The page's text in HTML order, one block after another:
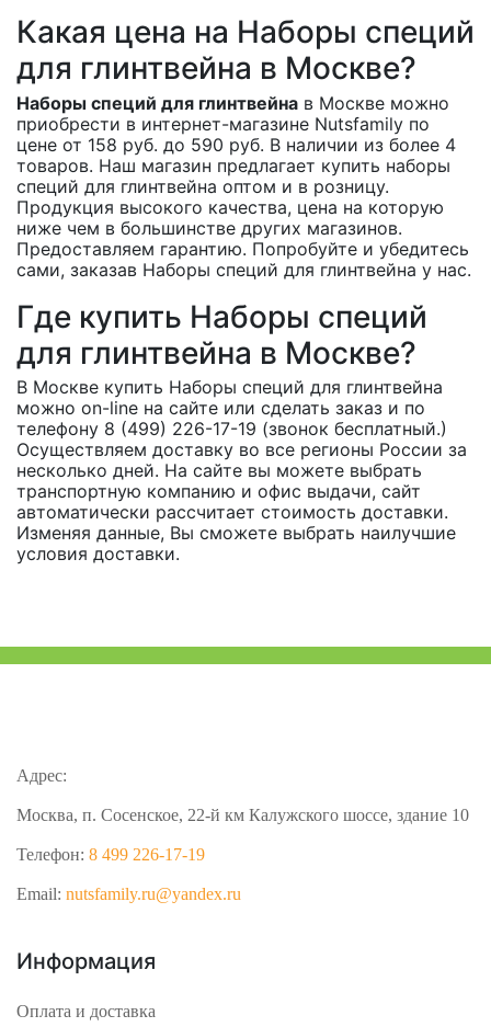
Какая цена на Наборы специй
для глинтвейна в Москве?
Наборы специй для глинтвейна в Москве можно
приобрести в интернет-магазине Nutsfamily по
цене от 158 руб. до 590 руб. В наличии из более 4
товаров. Наш магазин предлагает купить наборы
специй для глинтвейна оптом и в розницу.
Продукция высокого качества, цена на которую
ниже чем в большинстве других магазинов.
Предоставляем гарантию. Попробуйте и убедитесь
сами, заказав Наборы специй для глинтвейна у нас.
Где купить Наборы специй
для глинтвейна в Москве?
В Москве купить Наборы специй для глинтвейна
можно on-line на сайте или сделать заказ и по
телефону 8 (499) 226-17-19 (звонок бесплатный.)
Осуществляем доставку во все регионы России за
несколько дней. На сайте вы можете выбрать
транспортную компанию и офис выдачи, сайт
автоматически рассчитает стоимость доставки.
Изменяя данные, Вы сможете выбрать наилучшие
условия доставки.
Адрес:
Москва, п. Сосенское, 22-й км Калужского шоссе, здание 10
Телефон: 8 499 226-17-19
Email: nutsfamily.ru@yandex.ru
Информация
Оплата и доставка